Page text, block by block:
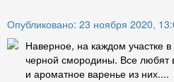
Опубликовано: 23 ноября 2020,
Наверное, на каждом участке
черной смородины. Все любят
и ароматное варенье из них....